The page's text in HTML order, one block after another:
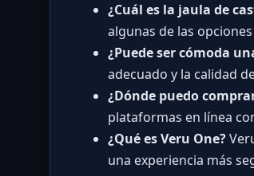
¿Cuál es la jaula de
algunas de las
¿Puede ser cómoda
adecuado y la calidad
¿Dónde puedo
plataformas en línea
¿Qué es Veru One?
una experiencia más